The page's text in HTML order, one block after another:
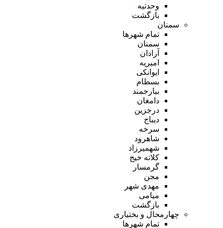
وحدتیه
بازگشت
سمنان
تمام شهر‌ها
سمنان
آرادان
امیریه
ایوانکی
بسطام
بیارجمند
دامغان
درجزین
دیباج
سرخه
شاهرود
شهمیرزاد
کلاته خیج
گرمسار
مجن
مهدی شهر
میامی
بازگشت
چهارمحال و بختیاری
تمام شهر‌ها